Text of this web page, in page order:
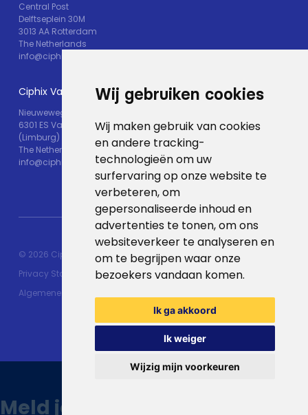
Wij gebruiken cookies
Wij maken gebruik van cookies
en andere tracking-
technologieën om uw
surfervaring op onze website te
verbeteren, om
gepersonaliseerde inhoud en
advertenties te tonen, om ons
websiteverkeer te analyseren en
om te begrijpen waar onze
bezoekers vandaan komen.
Ik ga akkoord
Ik weiger
Wijzig mijn voorkeuren
Central Post
Delftseplein 30M
3013 AA Rotterdam
The Netherlands
info@ciphix.io
Ciphix Valkenburg
Nieuweweg 25
6301 ES Valkenburg
(Limburg)
The Netherlands
info@ciphix.io
© 2026 Ciphix
Resources
Privacy Statement
Algemene voorwaarden
Met ♥︎ gemaakt:webdesign
agency Brendly&